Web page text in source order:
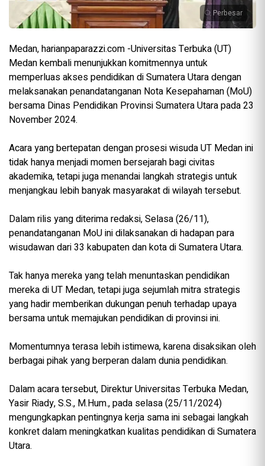
Perbesar
Medan, harianpaparazzi.com -Universitas Terbuka (UT)
Medan kembali menunjukkan komitmennya untuk
memperluas akses pendidikan di Sumatera Utara dengan
melaksanakan penandatanganan Nota Kesepahaman (MoU)
bersama Dinas Pendidikan Provinsi Sumatera Utara pada 23
November 2024.
Acara yang bertepatan dengan prosesi wisuda UT Medan ini
tidak hanya menjadi momen bersejarah bagi civitas
akademika, tetapi juga menandai langkah strategis untuk
menjangkau lebih banyak masyarakat di wilayah tersebut.
Dalam rilis yang diterima redaksi, Selasa (26/11),
penandatanganan MoU ini dilaksanakan di hadapan para
wisudawan dari 33 kabupaten dan kota di Sumatera Utara.
Tak hanya mereka yang telah menuntaskan pendidikan
mereka di UT Medan, tetapi juga sejumlah mitra strategis
yang hadir memberikan dukungan penuh terhadap upaya
bersama untuk memajukan pendidikan di provinsi ini.
Momentumnya terasa lebih istimewa, karena disaksikan oleh
berbagai pihak yang berperan dalam dunia pendidikan.
Dalam acara tersebut, Direktur Universitas Terbuka Medan,
Yasir Riady, S.S., M.Hum., pada selasa (25/11/2024)
mengungkapkan pentingnya kerja sama ini sebagai langkah
konkret dalam meningkatkan kualitas pendidikan di Sumatera
Utara.